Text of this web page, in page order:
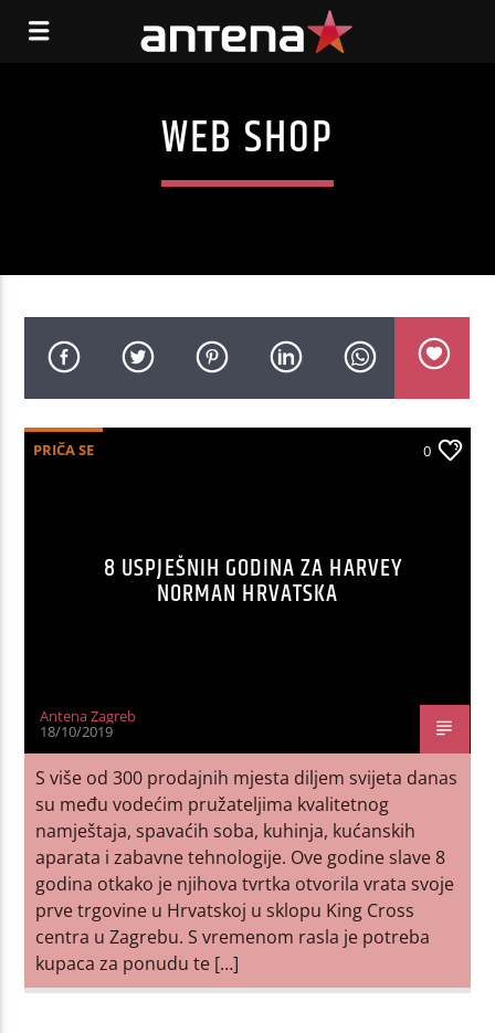
WEB SHOP
PRIČA SE 0
8 USPJEŠNIH GODINA ZA HARVEY
NORMAN HRVATSKA
Antena Zagreb
18/10/2019
S više od 300 prodajnih mjesta diljem svijeta danas
su među vodećim pružateljima kvalitetnog
namještaja, spavaćih soba, kuhinja, kućanskih
aparata i zabavne tehnologije. Ove godine slave 8
godina otkako je njihova tvrtka otvorila vrata svoje
prve trgovine u Hrvatskoj u sklopu King Cross
centra u Zagrebu. S vremenom rasla je potreba
kupaca za ponudu te […]